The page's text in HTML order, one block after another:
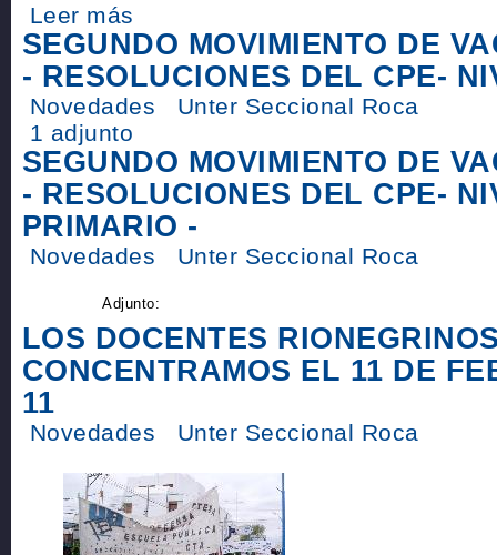
Leer más
SEGUNDO MOVIMIENTO DE
- RESOLUCIONES DEL CPE-
Novedades
Unter Seccional Roca
1 adjunto
SEGUNDO MOVIMIENTO DE
- RESOLUCIONES DEL CPE-
PRIMARIO -
Novedades Unter Seccional Roca
Adjunto:
LOS DOCENTES
CONCENTRAMOS EL 11 DE
11
Novedades Unter Seccional Roca